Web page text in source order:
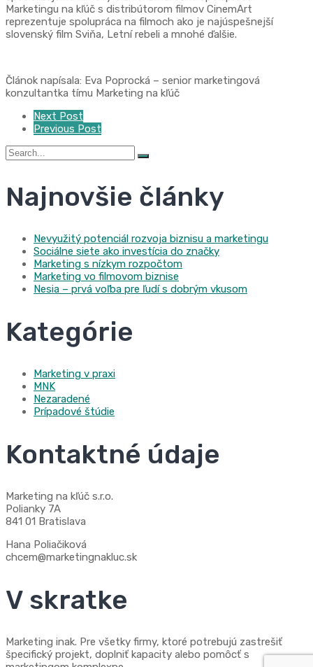
Marketingu na kľúč s distribútorom filmov CinemArt
reprezentuje spolupráca na filmoch ako je najúspešnejší
slovenský film Sviňa, Letní rebeli a mnohé ďalšie.
Článok napísala: Eva Poprocká – senior marketingová
konzultantka tímu Marketing na kľúč
Next Post
Previous Post
Search
for:
Najnovšie články
Nevyužitý potenciál rozvoja biznisu a marketingu
Sociálne siete ako investícia do značky
Marketing s nízkym rozpočtom
Marketing vo filmovom biznise
Nesia – prvá voľba pre ľudí s dobrým vkusom
Kategórie
Marketing v praxi
MNK
Nezaradené
Prípadové štúdie
Kontaktné údaje
Marketing na kľúč s.r.o.
Polianky 7A
841 01 Bratislava
Hana Poliačiková
chcem@marketingnakluc.sk
V skratke
Marketing inak. Pre všetky firmy, ktoré potrebujú zastrešiť
špecifický projekt, doplniť kapacity alebo pomôcť s